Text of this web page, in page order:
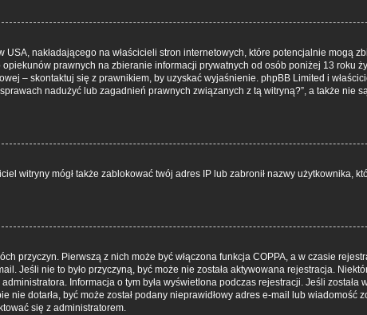
nakładającego na właścicieli stron internetowych, które potencjalnie mogą
prawnych na zbieranie informacji prywatnych od osób poniżej 13 roku
– skontaktuj się z prawnikiem, by uzyskać wyjaśnienie. phpBB Limited i
nadużyć lub zagadnień prawnych związanych z tą witryną?”, a także nie
witryny mógł także zablokować twój adres IP lub zabronił nazwy użytkownika,
przyczyn. Pierwszą z nich może być włączona funkcja COPPA, a w czasie
Jeśli nie to było przyczyną, być może nie została aktywowana rejestracja.
Informacja o tym była wyświetlona podczas rejestracji. Jeśli została
dotarła, być może został podany nieprawidłowy adres e-mail lub wiadomość
się z administratorem.